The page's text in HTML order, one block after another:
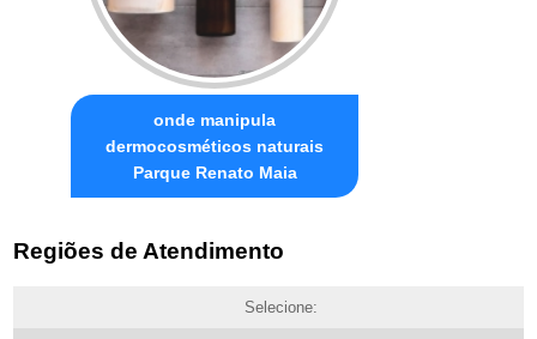
onde manipula
dermocosméticos naturais
Parque Renato Maia
Regiões de Atendimento
Selecione: